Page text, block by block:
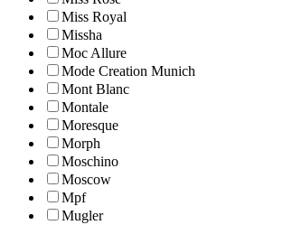
Miss Royal
Missha
Moc Allure
Mode Creation Munich
Mont Blanc
Montale
Moresque
Morph
Moschino
Moscow
Mpf
Mugler